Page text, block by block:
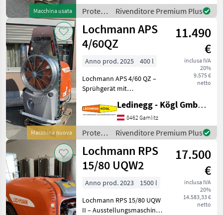
Macchina usata
Protezione
piante /
Zupan
Rivenditore Premium Plus
Macchina nuova
Lochmann APS
4/60QZ
11.490
€
inclusa IVA
20%
9.575 €
netto
Anno prod. 2025
400 l
Lochmann APS 4/60 QZ –
Sprühgerät mit
32.000 m³/h Luftleistung
Beschreibung: Der
Lochmann APS 4/60 QZ ist
ein robustes Sprühgerät
mit feuerver
Ledinegg - Kögl GmbH - Obst- und Weinbautechnik
8462 Gamlitz
Protezione
piante /
Lochmann
Rivenditore Premium Plus
Lochmann RPS
15/80 UQW2
17.500
€
inclusa IVA
20%
14.583,33 €
netto
Anno prod. 2023
1500 l
Lochmann RPS 15/80 UQW
II – Ausstellungsmaschine